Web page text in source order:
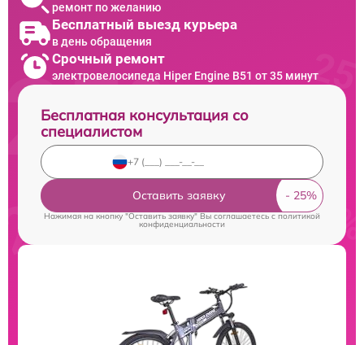
ремонт по желанию
Бесплатный выезд курьера
в день обращения
Срочный ремонт
электровелосипеда Hiper Engine B51 от 35 минут
Бесплатная консультация со
специалистом
Оставить заявку
Нажимая на кнопку "Оставить заявку" Вы соглашаетесь cполитикой
конфиденциальности